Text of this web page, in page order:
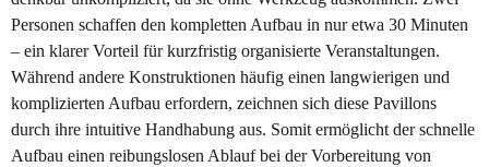
Personen schaffen den kompletten Aufbau in nur etwa 30 Minuten
– ein klarer Vorteil für kurzfristig organisierte Veranstaltungen.
Während andere Konstruktionen häufig einen langwierigen und
komplizierten Aufbau erfordern, zeichnen sich diese Pavillons
durch ihre intuitive Handhabung aus. Somit ermöglicht der schnelle
Aufbau einen reibungslosen Ablauf bei der Vorbereitung von